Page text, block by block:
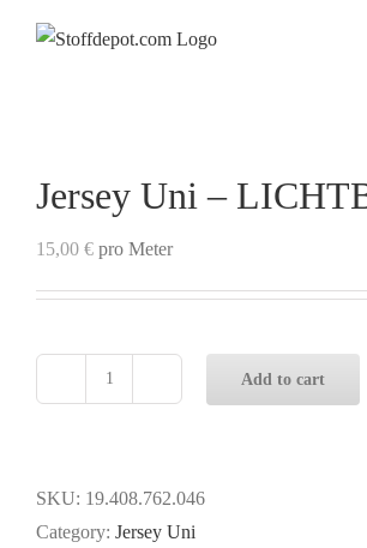
Jersey Uni –
15,00 € pro Meter
LICHTBLAU
quantity
Add to cart
SKU: 19.408.762.046
Category: Jersey Uni